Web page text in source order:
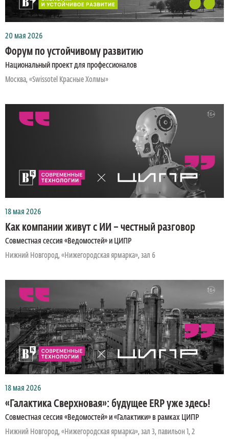
20 мая 2026
Форум по устойчивому развитию
Национальный проект для профессионалов
Москва, «Swissotel Красные Холмы»
18 мая 2026
Как компании живут с ИИ – честный разговор
Совместная сессия «Ведомостей» и ЦИПР
Нижний Новгород, «Нижегородская ярмарка», зал 6
18 мая 2026
«Галактика Сверхновая»: будущее ERP уже здесь!
Совместная сессия «Ведомостей» и «Галактики» в рамках ЦИПР
Нижний Новгород, «Нижегородская ярмарка», зал 3, павильон 1, 2